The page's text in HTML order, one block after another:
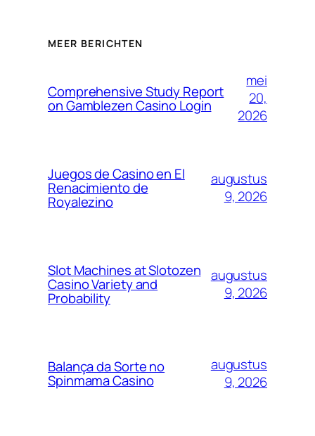
MEER BERICHTEN
Comprehensive Study Report
on Gamblezen Casino Login
mei
20,
2026
Juegos de Casino en El
Renacimiento de
Royalezino
augustus
9, 2026
Slot Machines at Slotozen
Casino Variety and
Probability
augustus
9, 2026
Balança da Sorte no
Spinmama Casino
augustus
9, 2026